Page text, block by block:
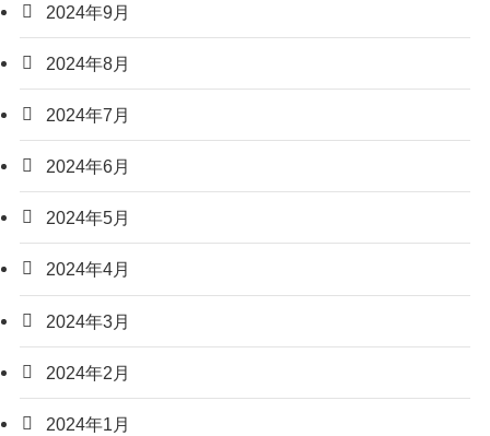
2024年9月
2024年8月
2024年7月
2024年6月
2024年5月
2024年4月
2024年3月
2024年2月
2024年1月